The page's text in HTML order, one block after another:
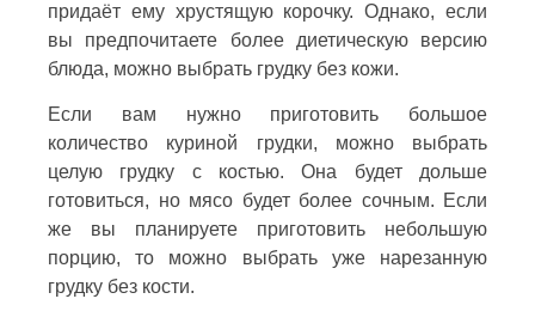
придаёт ему хрустящую корочку. Однако, если
вы предпочитаете более диетическую версию
блюда, можно выбрать грудку без кожи.
Если вам нужно приготовить большое
количество куриной грудки, можно выбрать
целую грудку с костью. Она будет дольше
готовиться, но мясо будет более сочным. Если
же вы планируете приготовить небольшую
порцию, то можно выбрать уже нарезанную
грудку без кости.